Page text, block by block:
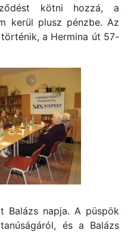
kötni hozzá, a
kerül plusz pénzbe. Az
a Hermina út 57-
Balázs napja. A püspök
és a Balázs